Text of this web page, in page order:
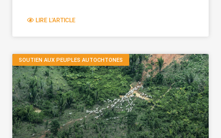
LIRE L'ARTICLE
SOUTIEN AUX PEUPLES AUTOCHTONES